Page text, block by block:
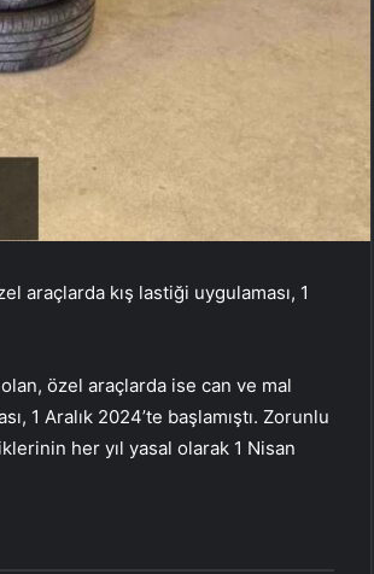
araçlarda kış lastiği uygulaması, 1
özel araçlarda ise can ve mal
1 Aralık 2024’te başlamıştı. Zorunlu
her yıl yasal olarak 1 Nisan